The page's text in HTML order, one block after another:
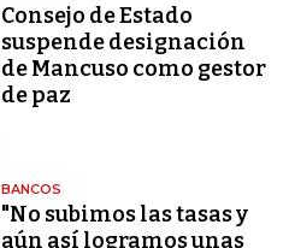
Consejo de Estado
suspende designación
de Mancuso como gestor
de paz
BANCOS
"No subimos las tasas y
aún así logramos unas